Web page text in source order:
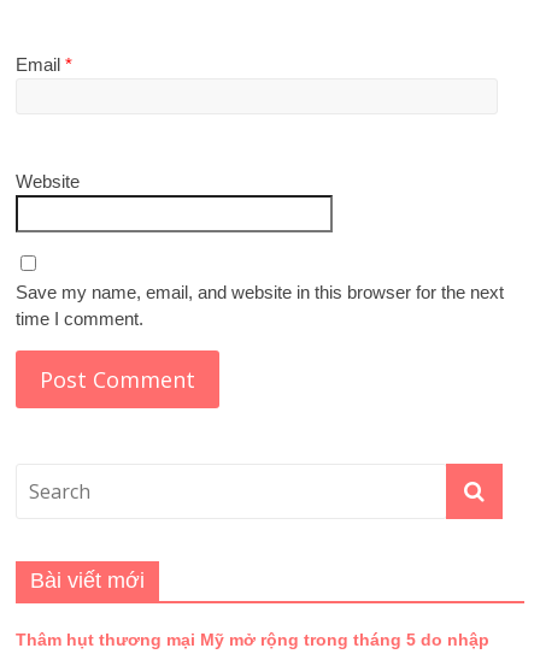
Email*
Website
Save my name, email, and website in this browser for the next
time I comment.
Bài viết mới
Thâm hụt thương mại Mỹ mở rộng trong tháng 5 do nhập